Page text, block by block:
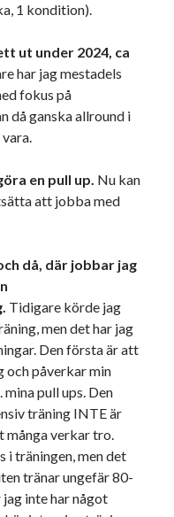
1 kondition).
ut under 2024, ca
har jag mestadels
fokus på
då ganska allround i
en pull up. Nu kan
att jobba med
då, där jobbar jag
Tidigare körde jag
men det har jag
Den första är att
och påverkar min
pull ups. Den
träning INTE är
många verkar tro.
i träningen, men det
tränar ungefär 80-
inte har något